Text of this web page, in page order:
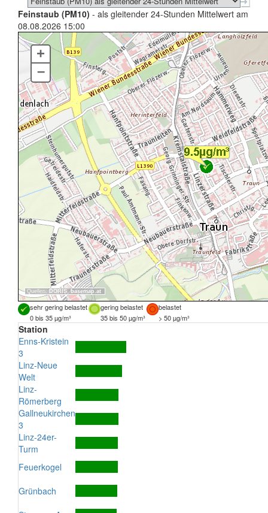
Feinstaub (PM10) - als gleitender 24-Stunden Mittelwert am
08.08.2026 15:00
Quellen: DORIS, basemap.at
+
–
sehr gering belastet gering belastet
belastet
0 bis 35 µg/m³
35 bis 50 µg/m³ > 50 µg/m³
Station
Enns-Kristein
3
Linz-Neue
Welt
Linz-
Römerberg
Gallneukirchen
3
Linz-24er-
Turm
Feuerkogel
Grünbach